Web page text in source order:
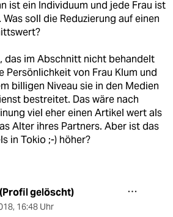
ist ein Individuum und jede Frau ist
Was soll die Reduzierung auf einen
das im Abschnitt nicht behandelt
Persönlichkeit von Frau Klum und
billigen Niveau sie in den Medien
bestreitet. Das wäre nach
viel eher einen Artikel wert als
Alter ihres Partners. Aber ist das
in Tokio ;-) höher?
gelöscht)
, 16:48 Uhr